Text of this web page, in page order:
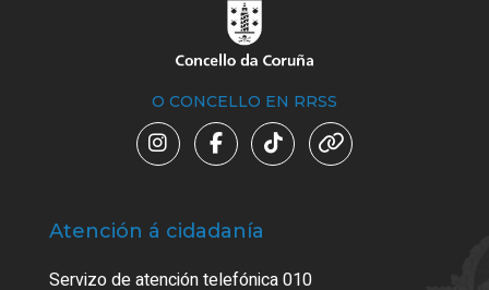
O CONCELLO EN RRSS
Atención á cidadanía
Servizo de atención telefónica 010